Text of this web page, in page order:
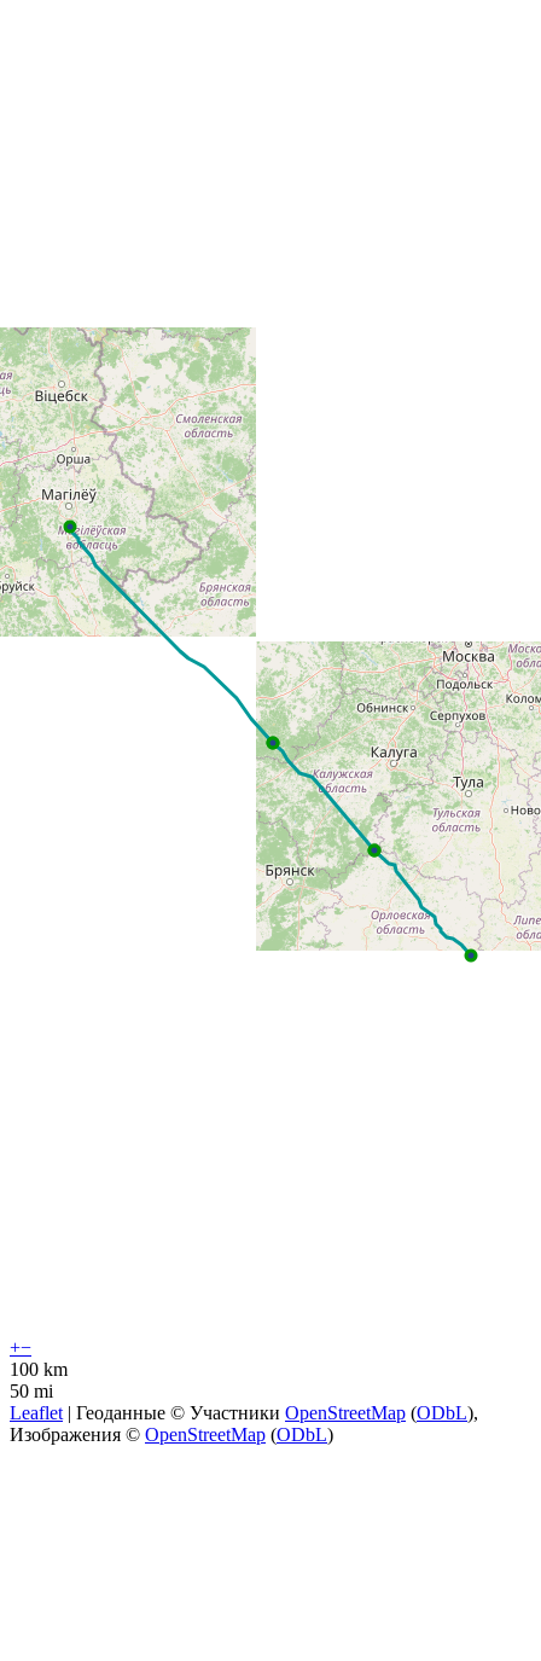
+−
100 km
50 mi
Leaflet | Геоданные © Участники OpenStreetMap (ODbL),
Изображения © OpenStreetMap (ODbL)